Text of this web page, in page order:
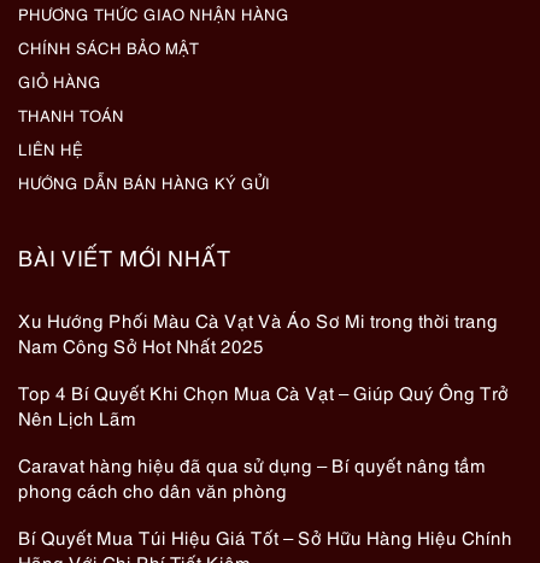
PHƯƠNG THỨC GIAO NHẬN HÀNG
CHÍNH SÁCH BẢO MẬT
GIỎ HÀNG
THANH TOÁN
LIÊN HỆ
HƯỚNG DẪN BÁN HÀNG KÝ GỬI
BÀI VIẾT MỚI NHẤT
Xu Hướng Phối Màu Cà Vạt Và Áo Sơ Mi trong thời trang
Nam Công Sở Hot Nhất 2025
Top 4 Bí Quyết Khi Chọn Mua Cà Vạt – Giúp Quý Ông Trở
Nên Lịch Lãm
Caravat hàng hiệu đã qua sử dụng – Bí quyết nâng tầm
phong cách cho dân văn phòng
Bí Quyết Mua Túi Hiệu Giá Tốt – Sở Hữu Hàng Hiệu Chính